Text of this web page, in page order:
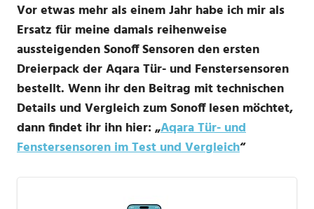
Vor etwas mehr als einem Jahr habe ich mir als
Ersatz für meine damals reihenweise
aussteigenden Sonoff Sensoren den ersten
Dreierpack der Aqara Tür- und Fenstersensoren
bestellt. Wenn ihr den Beitrag mit technischen
Details und Vergleich zum Sonoff lesen möchtet,
dann findet ihr ihn hier: „Aqara Tür- und
Fenstersensoren im Test und Vergleich“